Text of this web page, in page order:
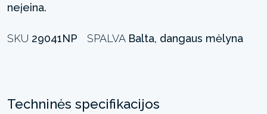
neįeina.
SKU 29041NP SPALVA Balta, dangaus mėlyna
Techninės specifikacijos